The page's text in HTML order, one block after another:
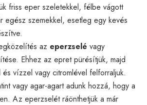
friss eper szeletekkel, félbe vágott
egész szemekkel, esetleg egy kevés
az eperzselé vagy
Ehhez az epret pürésítjük, majd
vízzel vagy citromlével felforraljuk.
vagy agar-agart adunk hozzá, hogy a
Az eperzselét ráönthetjük a már